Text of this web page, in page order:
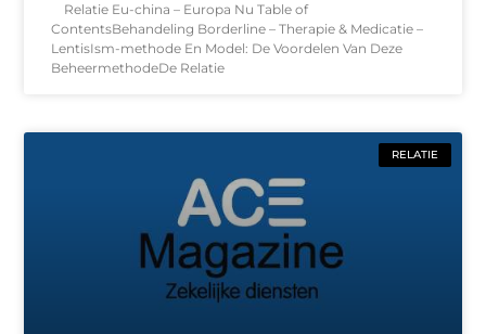
Relatie Eu-china – Europa Nu Table of
ContentsBehandeling Borderline – Therapie & Medicatie –
LentisIsm-methode En Model: De Voordelen Van Deze
BeheermethodeDe Relatie
RELATIE